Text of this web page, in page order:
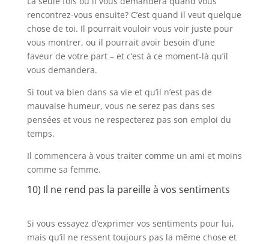
rencontrez-vous ensuite? C’est quand il veut quelque
chose de toi. Il pourrait vouloir vous voir juste pour
vous montrer, ou il pourrait avoir besoin d’une
faveur de votre part – et c’est à ce moment-là qu’il
vous demandera.
Si tout va bien dans sa vie et qu’il n’est pas de
mauvaise humeur, vous ne serez pas dans ses
pensées et vous ne respecterez pas son emploi du
temps.
Il commencera à vous traiter comme un ami et moins
comme sa femme.
10) Il ne rend pas la pareille à vos sentiments
Si vous essayez d’exprimer vos sentiments pour lui,
mais qu’il ne ressent toujours pas la même chose et